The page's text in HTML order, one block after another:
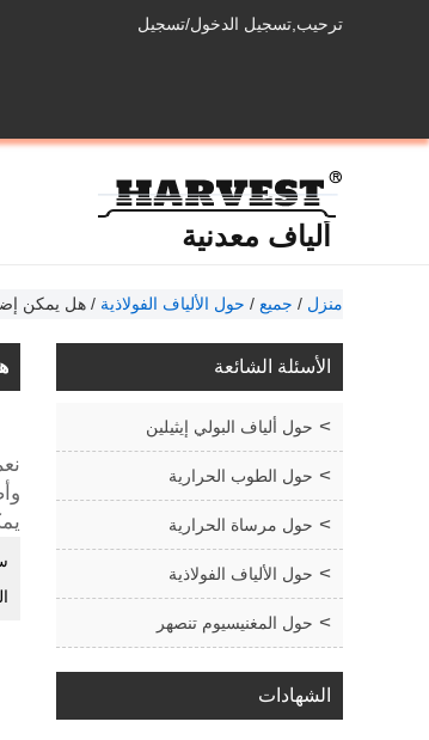
ترحيب, تسجيل الدخول/تسجيل
ألياف معدنية
منزل / جميع / حول الألياف الفولاذية / هل يمكن
الأسئلة الشائعة
حول ألياف البولي إيثيلين
حول الطوب الحرارية
حول مرساة الحرارية
حول الألياف الفولاذية
حول المغنيسيوم تنصهر
الشهادات